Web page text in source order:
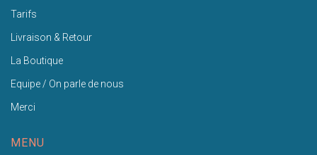
Tarifs
Livraison & Retour
La Boutique
Equipe / On parle de nous
Merci
MENU